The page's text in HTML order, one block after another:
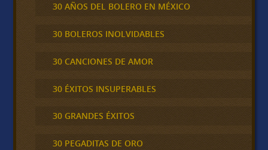
30 AÑOS DEL BOLERO EN MÉXICO
30 BOLEROS INOLVIDABLES
30 CANCIONES DE AMOR
30 ÉXITOS INSUPERABLES
30 GRANDES ÉXITOS
30 PEGADITAS DE ORO